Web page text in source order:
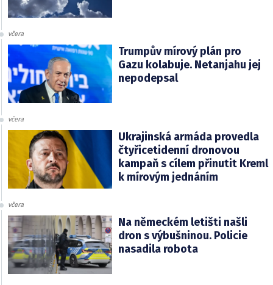
včera
Trumpův mírový plán pro
Gazu kolabuje. Netanjahu jej
nepodepsal
včera
Ukrajinská armáda provedla
čtyřicetidenní dronovou
kampaň s cílem přinutit Kreml
k mírovým jednáním
včera
Na německém letišti našli
dron s výbušninou. Policie
nasadila robota